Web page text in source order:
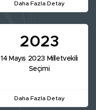
Daha Fazla Detay
2023
14 Mayıs 2023 Milletvekili
Seçimi
Daha Fazla Detay